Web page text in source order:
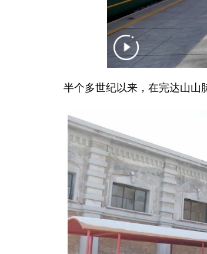
半个多世纪以来，在完达山山脉